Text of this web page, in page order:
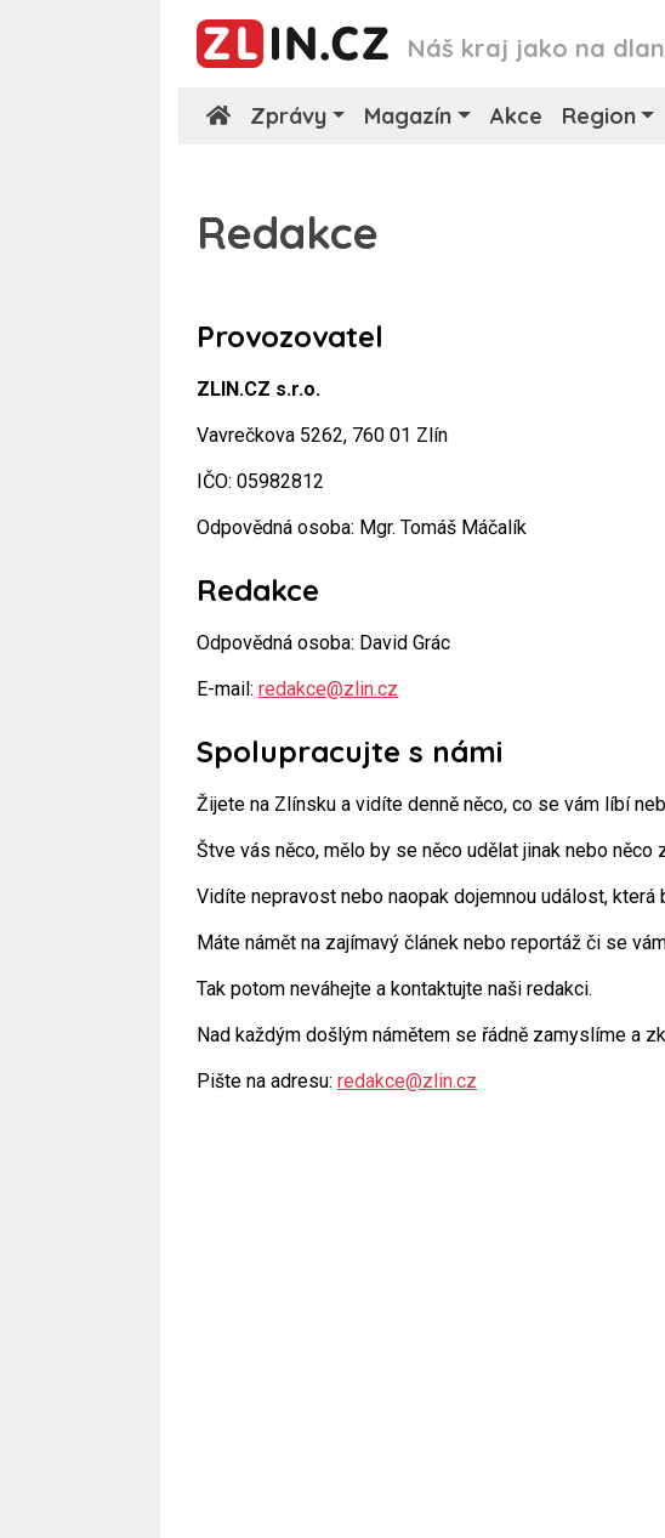
Náš kraj jako na
Zprávy Magazín Akce Region
Redakce
Provozovatel
ZLIN.CZ s.r.o.
Vavrečkova 5262, 760 01 Zlín
IČO: 05982812
Odpovědná osoba: Mgr. Tomáš Máčalík
Redakce
Odpovědná osoba: David Grác
E-mail: redakce@zlin.cz
Spolupracujte s námi
Žijete na Zlínsku a vidíte denně něco, co se vám líbí
Štve vás něco, mělo by se něco udělat jinak nebo něco
Vidíte nepravost nebo naopak dojemnou událost, která
Máte námět na zajímavý článek nebo reportáž či se
Tak potom neváhejte a kontaktujte naši redakci.
Nad každým došlým námětem se řádně zamyslíme a
Pište na adresu: redakce@zlin.cz